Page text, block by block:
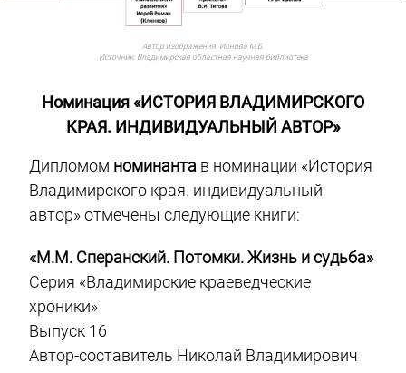
Автор изображения: Ионова М.Б.
Источник: Владимирская областная научная библиотека
Номинация «ИСТОРИЯ ВЛАДИМИРСКОГО
КРАЯ. ИНДИВИДУАЛЬНЫЙ АВТОР»
Дипломом номинанта в номинации «История
Владимирского края. индивидуальный
автор» отмечены следующие книги:
«М.М. Сперанский. Потомки. Жизнь и судьба»
Серия «Владимирские краеведческие
хроники»
Выпуск 16
Автор-составитель Николай Владимирович